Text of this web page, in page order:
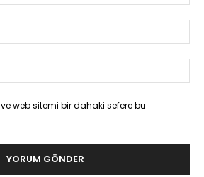
web sitemi bir dahaki sefere bu